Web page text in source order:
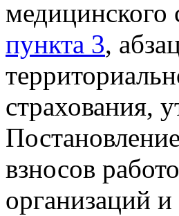
медицинского
пункта 3,
страхования,
взносов
организаций